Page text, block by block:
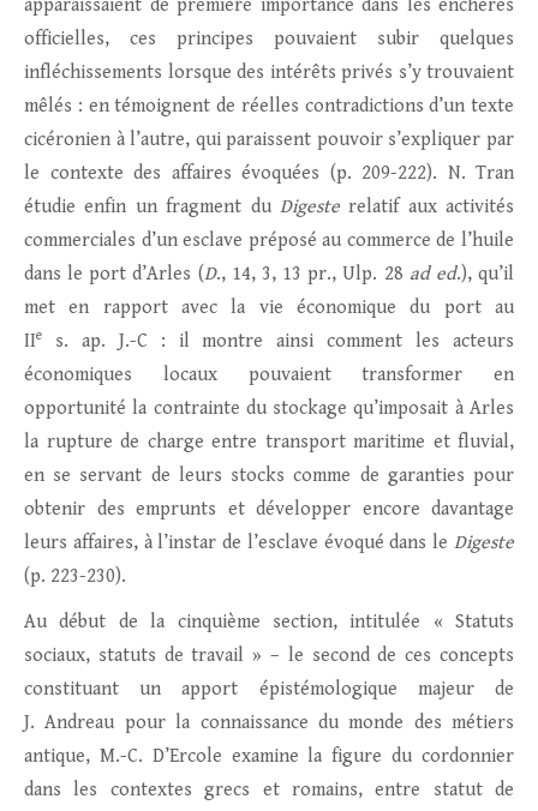
apparaissaient de première importance dans les enchères
officielles, ces principes pouvaient subir quelques
infléchissements lorsque des intérêts privés s’y trouvaient
mêlés : en témoignent de réelles contradictions d’un texte
cicéronien à l’autre, qui paraissent pouvoir s’expliquer par
le contexte des affaires évoquées (p. 209-222). N. Tran
étudie enfin un fragment du Digesterelatif aux activités
commerciales d’un esclave préposé au commerce de l’huile
dans le port d’Arles (D., 14, 3, 13 pr., Ulp. 28 ad ed.), qu’il
met en rapport avec la vie économique du port au
IIe s. ap. J.-C : il montre ainsi comment les acteurs
économiques locaux pouvaient transformer en
opportunité la contrainte du stockage qu’imposait à Arles
la rupture de charge entre transport maritime et fluvial,
en se servant de leurs stocks comme de garanties pour
obtenir des emprunts et développer encore davantage
leurs affaires, à l’instar de l’esclave évoqué dans le Digeste
(p. 223-230).
Au début de la cinquième section, intitulée « Statuts
sociaux, statuts de travail » – le second de ces concepts
constituant un apport épistémologique majeur de
J. Andreau pour la connaissance du monde des métiers
antique, M.-C. D’Ercole examine la figure du cordonnier
dans les contextes grecs et romains, entre statut de